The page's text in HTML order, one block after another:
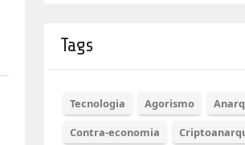
Tags
Tecnologia Agorismo
Contra-economia